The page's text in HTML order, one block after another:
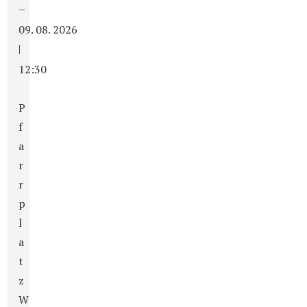
–
09. 08. 2026
|
12:30
P
f
a
r
r
p
l
a
t
z
W